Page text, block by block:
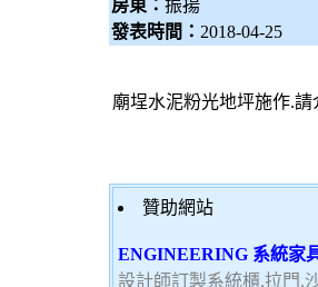
房東： 振揚
發表時間： 2018-04-25
廟埕水泥粉光地坪施作.請
贊助網站
ENGINEERING 系統家
設計師訂製系統櫃,拉門,